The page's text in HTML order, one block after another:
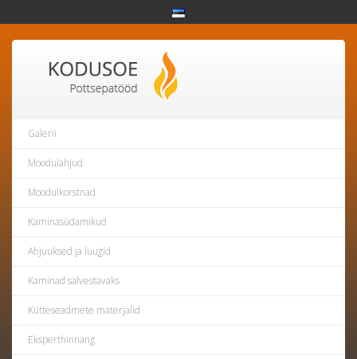
Galerii
Moodulahjud
Moodulkorstnad
Kaminasüdamikud
Ahjuuksed ja luugid
Kaminad salvestavaks
Kütteseadmete materjalid
Eksperthinnang